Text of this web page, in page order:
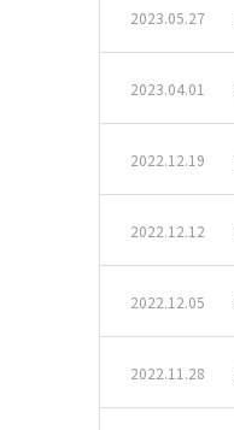
2023.05.27
2023.04.01
2022.12.19
2022.12.12
2022.12.05
2022.11.28